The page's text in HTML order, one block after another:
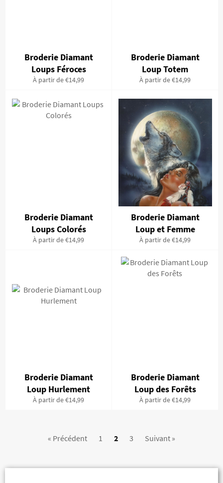
Broderie Diamant
Loups Féroces
À partir de €14,99
Broderie Diamant
Loup Totem
À partir de €14,99
Broderie Diamant
Loups Colorés
À partir de €14,99
Broderie Diamant
Loup et Femme
À partir de €14,99
Broderie Diamant
Loup Hurlement
À partir de €14,99
Broderie Diamant
Loup des Forêts
À partir de €14,99
« Précédent 1 2 3 Suivant »